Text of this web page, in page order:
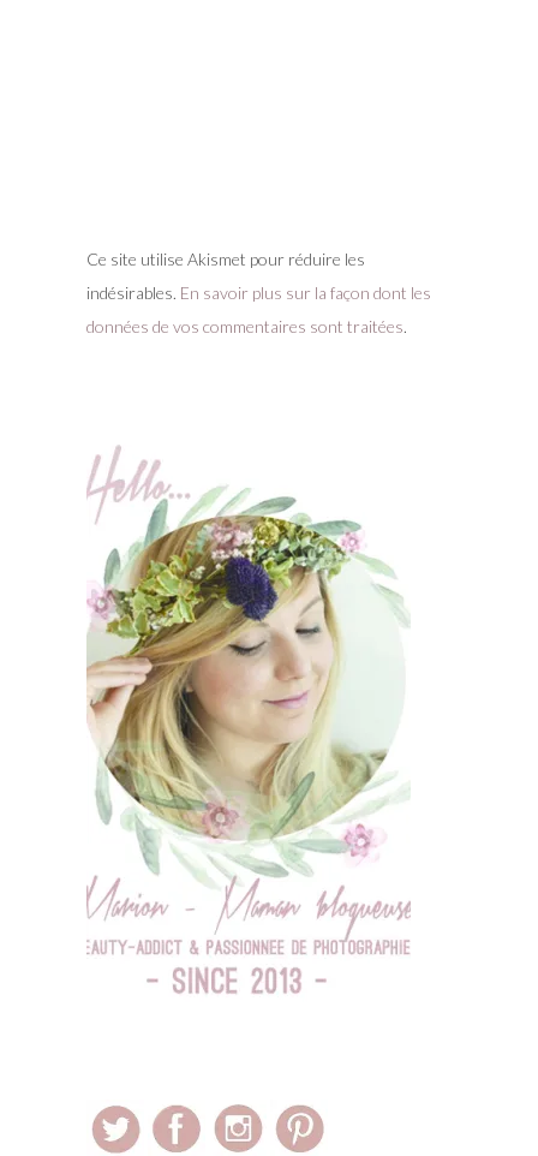
Ce site utilise Akismet pour réduire les
indésirables. En savoir plus sur la façon dont les
données de vos commentaires sont traitées.